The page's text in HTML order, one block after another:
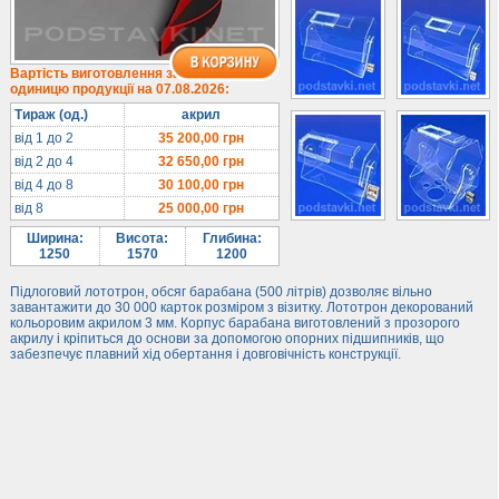
Під посуд
Під поліграфію
Навісні кишені
Менюхолдери
Під мобільні
Під біжутерію
Гірки та подіуми
Під косметику
Під солодке
Для хот-догів
Лототрони
Ящики з акрилу
Вартість виготовлення за
одиницю продукції на 07.08.2026:
Тираж (од.)
акрил
від 1 до 2
35 200,00 грн
від 2 до 4
32 650,00 грн
від 4 до 8
30 100,00 грн
від 8
25 000,00 грн
Ширина:
1250
Висота:
1570
Глибина:
1200
Підлоговий лототрон, обсяг барабана (500 літрів) дозволяє вільно
завантажити до 30 000 карток розміром з візитку. Лототрон декорований
кольоровим акрилом 3 мм. Корпус барабана виготовлений з прозорого
акрилу і кріпиться до основи за допомогою опорних підшипників, що
забезпечує плавний хід обертання і довговічність конструкції.